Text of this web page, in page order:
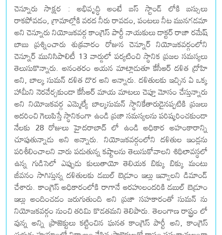
చెన్నూరు సాక్షర : అభివృద్ధి అంటే బస్ స్టాండ్ లోకి బస్సులు
రాకపోవడం, గ్రామాల్లోకి వరద నీరు రావడం, పంటలు నీట మునగడమా
అని చెన్నూరు నియోజకవర్గ కాంగ్రెస్ పార్టీ నాయకులు డాక్టర్ రాజా రమేష్
బాబు ప్రశ్నించారు శుక్రవారం రోజున చెన్నూర్ నియోజకవర్గంలోని
చెన్నూర్ మునిసిపాలిటీ 13 వార్డులో పర్యటించి స్థానిక ప్రజల సమస్యలు
తెలుసుకొన్నారు. అనంతరం ఆయన మాట్లాడుతూ కేసీఆర్ దళిత ద్రోహి
అని, బాల్క సుమన్ దళిత దొర అని అన్నారు. దళితులకు ఇచ్చిన ఏ ఒక్క
హామీని నెరవేర్చకుండా కేసీఆర్ మాయ మాటలు చెప్తూ మోసం చేస్తున్నారు
అని నియోజకవర్గ ఎమ్మెల్యే బాల్కసుమన్ స్థానికేతారుడైనప్పటికి ప్రజలు
ఆదరించి గెలుపిస్తే స్థానికంగా ఉండి ప్రజా సమస్యలను పరిష్కరించకుండా
నేలకు 28 రోజులు హైదరాబాద్ లో ఉండి అధికార అహంకారాన్ని
చూపుతున్నాడు అని అన్నారు. నియోజకవర్గంలోని దళితుల ఇండ్లను
పరిశీలించాలని వారు పడుతున్న కష్టాలను తెలుసుకోవాలని శిథిలావస్థలో
ఉన్న గుడిసెలో ఎప్పుడు కులుతాయో తెలియక బిక్కు బిక్కు మంటు
జీవనం సాగిస్తున్న దళితులకు డబుల్ బెడ్రూం ఇల్లు ఇవ్వాలని డిమాండ్
చేశారు. కాంగ్రెస్ అధికారంలోకి రాగానే ఆరహులందరికి డబుల్ బెడ్రూం
ఇల్లు అందించడం జరుగుతుంది అని ప్రజా సహకారంతో సుమన్ ను
నియోజకవర్గం నుంచి తరిమి కొడతమని తెలిపారు. తెలంగాణ రాష్ట్రం లో
వున్న అన్ని ప్రాజెక్టులు కట్టించిన ఘనత కాంగ్రెస్ పార్టీ అని, కాంగ్రెస్